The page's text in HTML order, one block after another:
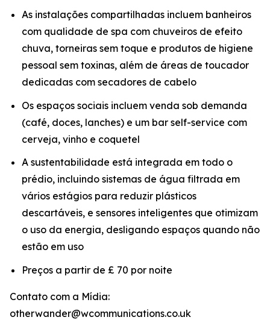
As instalações compartilhadas incluem banheiros
com qualidade de spa com chuveiros de efeito
chuva, torneiras sem toque e produtos de higiene
pessoal sem toxinas, além de áreas de toucador
dedicadas com secadores de cabelo
Os espaços sociais incluem venda sob demanda
(café, doces, lanches) e um bar self-service com
cerveja, vinho e coquetel
A sustentabilidade está integrada em todo o
prédio, incluindo sistemas de água filtrada em
vários estágios para reduzir plásticos
descartáveis, e sensores inteligentes que otimizam
o uso da energia, desligando espaços quando não
estão em uso
Preços a partir de £ 70 por noite
Contato com a Mídia:
otherwander@wcommunications.co.uk